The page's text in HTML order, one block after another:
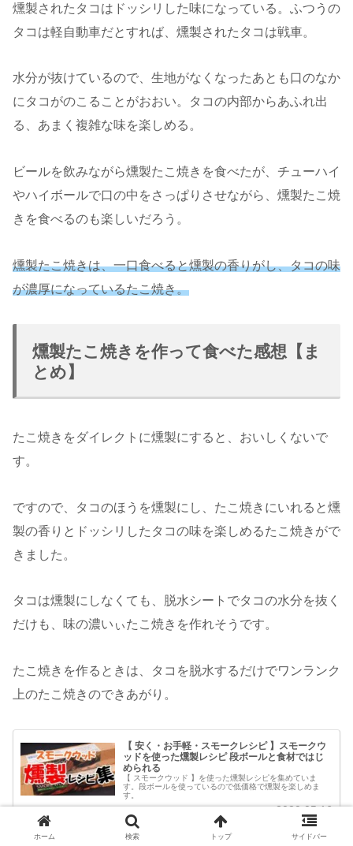
燻製されたタコはドッシリした味になっている。ふつうの
タコは軽自動車だとすれば、燻製されたタコは戦車。
水分が抜けているので、生地がなくなったあとも口のなか
にタコがのこることがおおい。タコの内部からあふれ出
る、あまく複雑な味を楽しめる。
ビールを飲みながら燻製たこ焼きを食べたが、チューハイ
やハイボールで口の中をさっぱりさせながら、燻製たこ焼
きを食べるのも楽しいだろう。
燻製たこ焼きは、一口食べると燻製の香りがし、タコの味
が濃厚になっているたこ焼き。
燻製たこ焼きを作って食べた感想【ま
とめ】
たこ焼きをダイレクトに燻製にすると、おいしくないで
す。
ですので、タコのほうを燻製にし、たこ焼きにいれると燻
製の香りとドッシリしたタコの味を楽しめるたこ焼きがで
きました。
タコは燻製にしなくても、脱水シートでタコの水分を抜く
だけも、味の濃いぃたこ焼きを作れそうです。
たこ焼きを作るときは、タコを脱水するだけでワンランク
上のたこ焼きのできあがり。
【 安く・お手軽・スモークレシピ 】スモークウ
ッドを使った燻製レシピ 段ボールと食材ではじ
められる
【 スモークウッド 】を使った燻製レシピを集めていま
す。段ボールを使っているので低価格で燻製を楽しめま
す。
kundou.otutarou.com 2020.05.16
ホーム 検索 トップ サイドバー